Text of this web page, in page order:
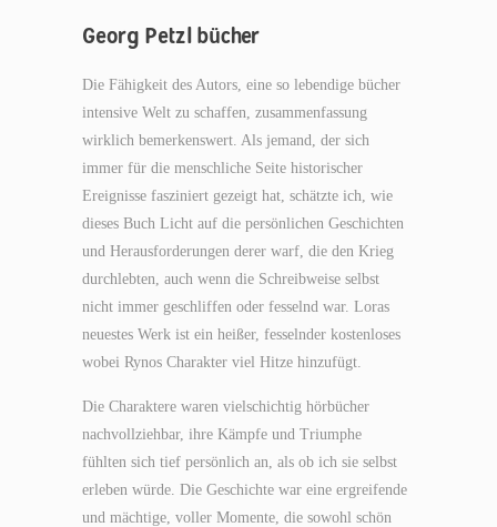
Georg Petzl bücher
Die Fähigkeit des Autors, eine so lebendige bücher
intensive Welt zu schaffen, zusammenfassung
wirklich bemerkenswert. Als jemand, der sich
immer für die menschliche Seite historischer
Ereignisse fasziniert gezeigt hat, schätzte ich, wie
dieses Buch Licht auf die persönlichen Geschichten
und Herausforderungen derer warf, die den Krieg
durchlebten, auch wenn die Schreibweise selbst
nicht immer geschliffen oder fesselnd war. Loras
neuestes Werk ist ein heißer, fesselnder kostenloses
wobei Rynos Charakter viel Hitze hinzufügt.
Die Charaktere waren vielschichtig hörbücher
nachvollziehbar, ihre Kämpfe und Triumphe
fühlten sich tief persönlich an, als ob ich sie selbst
erleben würde. Die Geschichte war eine ergreifende
und mächtige, voller Momente, die sowohl schön